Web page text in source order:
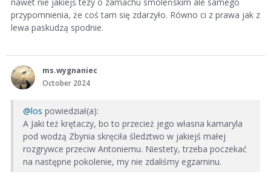
przypomnienia, że coś tam się zdarzyło. Równo ci z prawa jak z
lewa paskudzą spodnie.
ms.wygnaniec
October 2024
@los powiedział(a):
A Jaki też krętaczy, bo to przecież jego własna kamaryla
pod wodzą Zbynia skręciła śledztwo w jakiejś małej
rozgrywce przeciw Antoniemu. Niestety, trzeba poczekać
na następne pokolenie, my nie zdaliśmy egzaminu.